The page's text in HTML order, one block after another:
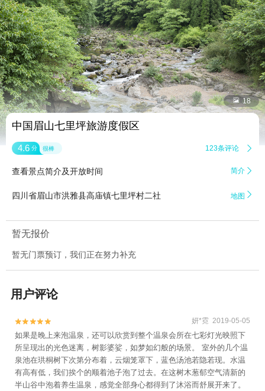
 18
中国眉山七里坪旅游度假区
4.6 分 很棒 123条评论 
查看景点简介及开放时间 简介 
四川省眉山市洪雅县高庙镇七里坪村二社 地图 
暂无报价
暂无门票预订，我们正在努力补充
用户评论

 妍*霓 2019-05-05
如果是晚上来泡温泉，还可以欣赏到整个温泉会所在七彩灯光映照下
所呈现出的光色迷离，树影婆娑，如梦如幻般的场景。 室外的几个温
泉池在珙桐树下次第分布着，云烟笼罩下，蓝色汤池若隐若现。水温
有高有低，我们挨个的顺着池子泡了过去。在这树木葱郁空气清新的
半山谷中泡着养生温泉，感觉全部身心都得到了沐浴而舒展开来了。
